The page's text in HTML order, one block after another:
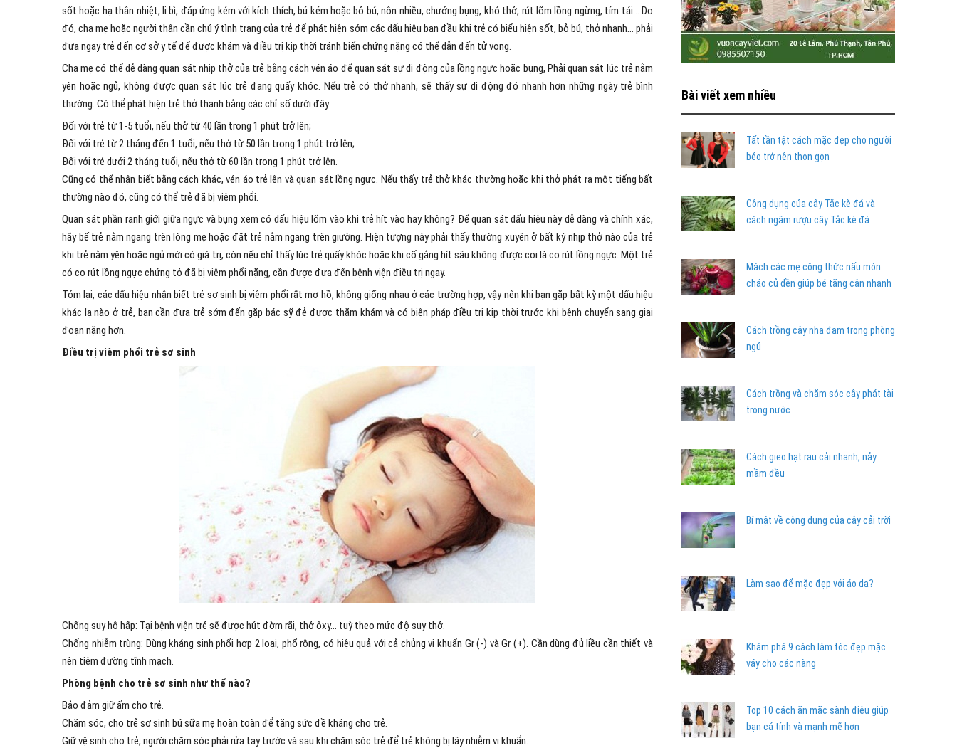
sốt hoặc hạ thân nhiệt, li bì, đáp ứng kém với kích thích, bú kém hoặc bỏ bú, nôn nhiều, chướng bụng, khó thở, rút lõm lồng ngừng, tím tái… Do
đó, cha mẹ hoặc người thân cần chú ý tình trạng của trẻ để phát hiện sớm các dấu hiệu ban đầu khi trẻ có biểu hiện sốt, bỏ bú, thở nhanh… phải
đưa ngay trẻ đến cơ sở y tế để được khám và điều trị kịp thời tránh biến chứng nặng có thể dẫn đến tử vong.
Cha mẹ có thể dễ dàng quan sát nhịp thở của trẻ bằng cách vén áo để quan sát sự di động của lồng ngực hoặc bụng, Phải quan sát lúc trẻ nằm
yên hoặc ngủ, không được quan sát lúc trẻ đang quấy khóc. Nếu trẻ có thở nhanh, sẽ thấy sự di động đó nhanh hơn những ngày trẻ bình
thường. Có thể phát hiện trẻ thở thanh bằng các chỉ số dưới đây:
Đối với trẻ từ 1-5 tuổi, nếu thở từ 40 lần trong 1 phút trở lên;
Đối với trẻ từ 2 tháng đến 1 tuổi, nếu thở từ 50 lần trong 1 phút trở lên;
Đối với trẻ dưới 2 tháng tuổi, nếu thở từ 60 lần trong 1 phút trở lên.
Cũng có thể nhận biết bằng cách khác, vén áo trẻ lên và quan sát lồng ngực. Nếu thấy trẻ thở khác thường hoặc khi thở phát ra một tiếng bất
thường nào đó, cũng có thể trẻ đã bị viêm phổi.
Quan sát phần ranh giới giữa ngực và bụng xem có dấu hiệu lõm vào khi trẻ hít vào hay không? Ðể quan sát dấu hiệu này dễ dàng và chính xác,
hãy bế trẻ nằm ngang trên lòng mẹ hoặc đặt trẻ nằm ngang trên giường. Hiện tượng này phải thấy thường xuyên ở bất kỳ nhịp thở nào của trẻ
khi trẻ nằm yên hoặc ngủ mới có giá trị, còn nếu chỉ thấy lúc trẻ quấy khóc hoặc khi cố gắng hít sâu không được coi là co rút lồng ngực. Một trẻ
có co rút lồng ngực chứng tỏ đã bị viêm phổi nặng, cần được đưa đến bệnh viện điều trị ngay.
Tóm lại, các dấu hiệu nhận biết trẻ sơ sinh bị viêm phổi rất mơ hồ, không giống nhau ở các trường hợp, vậy nên khi bạn gặp bất kỳ một dấu hiệu
khác lạ nào ở trẻ, bạn cần đưa trẻ sớm đến gặp bác sỹ đẻ được thăm khám và có biện pháp điều trị kịp thời trước khi bệnh chuyển sang giai
đoạn nặng hơn.
Điều trị viêm phổi trẻ sơ sinh
Chống suy hô hấp: Tại bệnh viện trẻ sẽ được hút đờm rãi, thở ôxy… tuỳ theo mức độ suy thở.
Chống nhiễm trùng: Dùng kháng sinh phổi hợp 2 loại, phổ rộng, có hiệu quả với cả chủng vi khuẩn Gr (-) và Gr (+). Cần dùng đủ liều cần thiết và
nên tiêm đường tĩnh mạch.
Phòng bệnh cho trẻ sơ sinh như thế nào?
Bảo đảm giữ ấm cho trẻ.
Chăm sóc, cho trẻ sơ sinh bú sữa mẹ hoàn toàn để tăng sức đề kháng cho trẻ.
Giữ vệ sinh cho trẻ, người chăm sóc phải rửa tay trước và sau khi chăm sóc trẻ để trẻ không bị lây nhiễm vi khuẩn.
Bài viết xem nhiều
Tất tần tật cách mặc đẹp cho người
béo trở nên thon gọn
Công dụng của cây Tắc kè đá và
cách ngâm rượu cây Tắc kè đá
Mách các mẹ công thức nấu món
cháo củ dền giúp bé tăng cân nhanh
Cách trồng cây nha đam trong phòng
ngủ
Cách trồng và chăm sóc cây phát tài
trong nước
Cách gieo hạt rau cải nhanh, nảy
mầm đều
Bí mật về công dụng của cây cải trời
Làm sao để mặc đẹp với áo da?
Khám phá 9 cách làm tóc đẹp mặc
váy cho các nàng
Top 10 cách ăn mặc sành điệu giúp
bạn cá tính và mạnh mẽ hơn